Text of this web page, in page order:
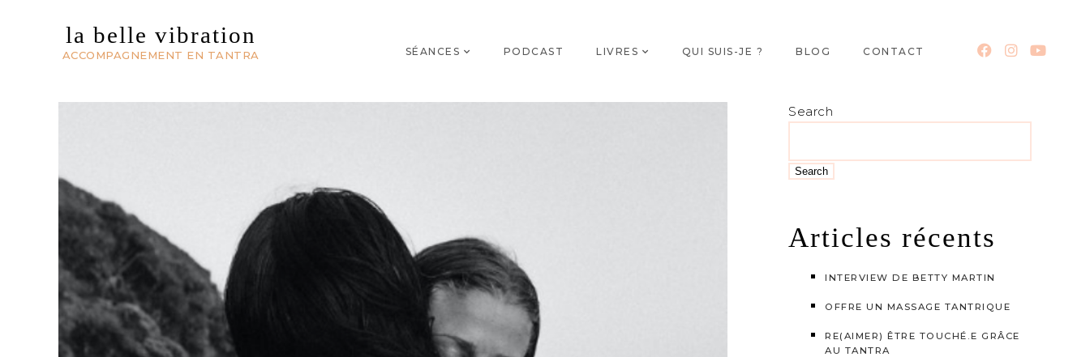
la belle vibration
ACCOMPAGNEMENT EN TANTRA SÉANCES PODCAST LIVRES QUI SUIS-JE ? BLOG CONTACT
Search
Search
Articles récents
INTERVIEW DE BETTY MARTIN
OFFRE UN MASSAGE TANTRIQUE
RE(AIMER) ÊTRE TOUCHÉ.E GRÂCE
AU TANTRA